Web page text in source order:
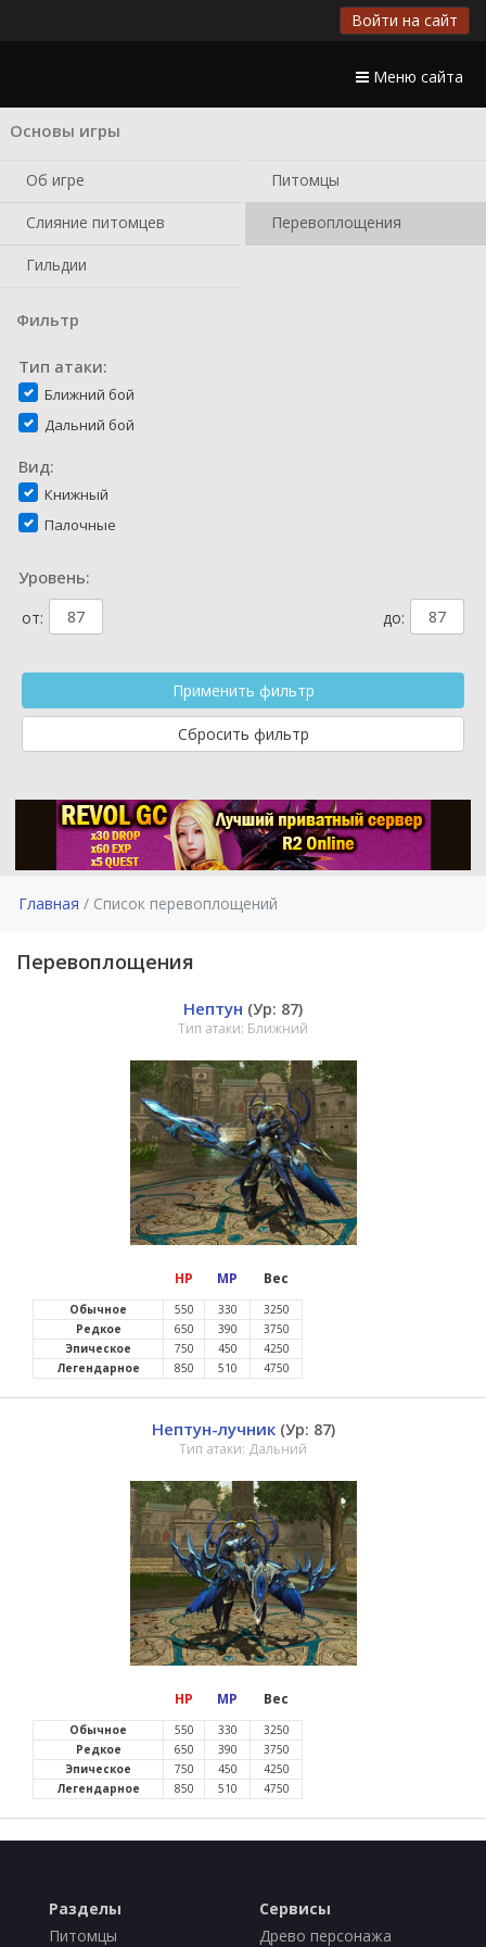
Войти на сайт
Меню сайта
Основы игры
Об игре Питомцы
Слияние питомцев Перевоплощения
Гильдии
Фильтр
Тип атаки:
Ближний бой
Дальний бой
Вид:
Книжный
Палочные
Уровень:
от: до:
Главная Список перевоплощений
Перевоплощения
Нептун (Ур: 87)
Тип атаки: Ближний
HP MP Вес
Обычное 550 330
3250
Редкое
650 390
3750
Эпическое
750 450
4250
Легендарное
850 510 4750
Нептун-лучник (Ур: 87)
Тип атаки: Дальний
HP MP Вес
Обычное 550 330
3250
Редкое
650 390
3750
Эпическое
750 450
4250
Легендарное
850 510 4750
Разделы
Питомцы
Сервисы
Древо персонажа